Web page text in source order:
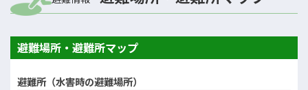
避難場所・避難所マップ
避難所（水害時の避難場所）